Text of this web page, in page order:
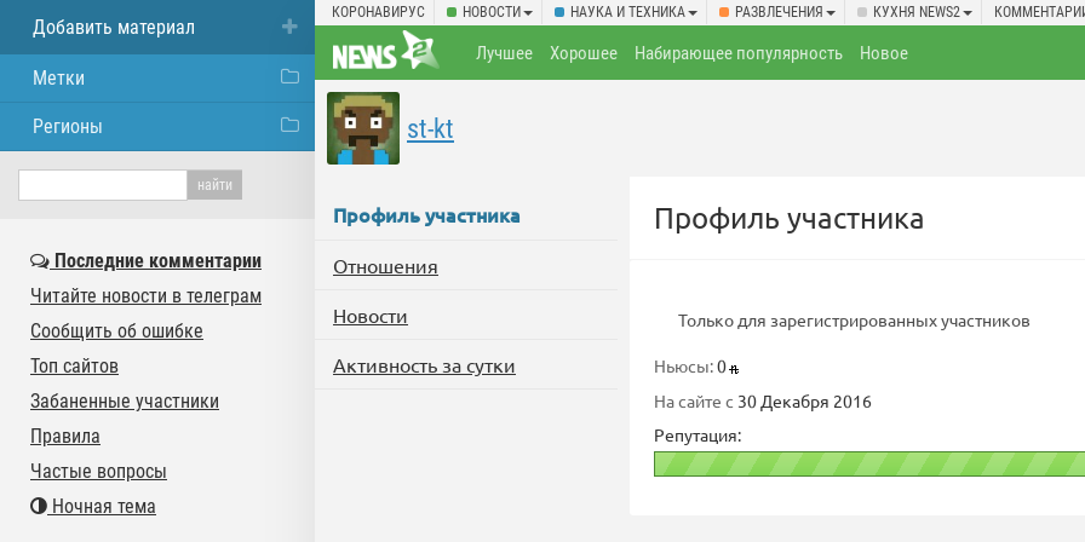
КОРОНАВИРУС НОВОСТИ НАУКА И ТЕХНИКА РАЗВЛЕЧЕНИЯ КУХНЯ NEWS2
Лучшее Хорошее Набирающее популярность Новое
st-kt
Профиль участника
Отношения
Новости
Активность за сутки
Профиль участника
Только для зарегистрированных участников
Ньюсы:0
На сайте с 30 Декабря 2016
Репутация:
Добавить материал
Метки
Регионы
Последние комментарии
Читайте новости в телеграм
Сообщить об ошибке
Топ сайтов
Забаненные участники
Правила
Частые вопросы
Ночная тема